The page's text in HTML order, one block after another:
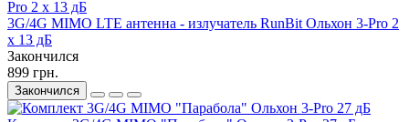
3G/4G MIMO LTE антенна - излучатель RunBit Ольхон 3-Pro 2
x 13 дБ
Закончился
899 грн.
Закончился